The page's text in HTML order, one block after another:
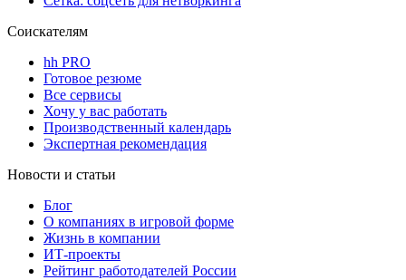
Соискателям
hh PRO
Готовое резюме
Все сервисы
Хочу у вас работать
Производственный календарь
Экспертная рекомендация
Новости и статьи
Блог
О компаниях в игровой форме
Жизнь в компании
ИТ-проекты
Рейтинг работодателей России